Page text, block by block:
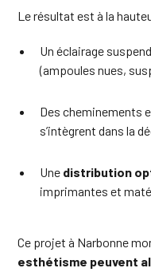
Le résultat est à la
Un éclairage
(ampoules nues,
Des cheminements
s’intègrent dans la
Une distribution
imprimantes et
Ce projet à Narbonne
esthétisme peuvent